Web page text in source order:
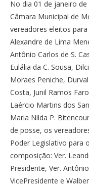
No dia 01 de janeiro
Câmara Municipal de
vereadores eleitos
Alexandre de Lima
Antônio Carlos de S.
Eulália da C. Sousa,
Moraes Peniche,
Costa, Junil Ramos
Laércio Martins dos
Maria Nilda P.
de posse, os
Poder Legislativo para
composição: Ver.
Presidente, Ver.
VicePresidente e